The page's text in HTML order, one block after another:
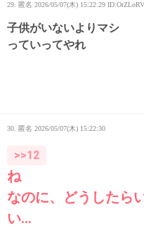
29. 匿名 2026/05/07(木) 15:22:29
子供がいないよりマシ
っていってやれ
30. 匿名 2026/05/07(木) 15:22:30
>>12
ね
なのに、どうしたら
い…